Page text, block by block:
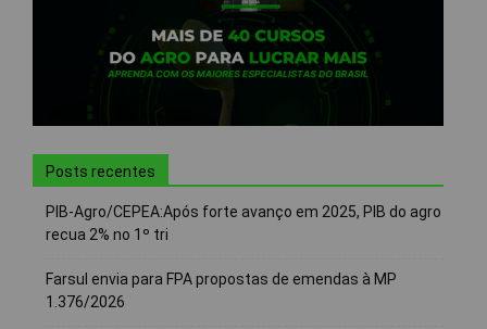
Posts recentes
PIB-Agro/CEPEA:Após forte avanço em 2025, PIB do agro
recua 2% no 1º tri
Farsul envia para FPA propostas de emendas à MP
1.376/2026